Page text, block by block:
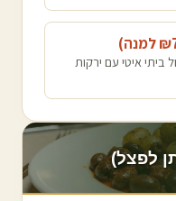
למנה)
ביתי איטי עם ירקות
לפצל)